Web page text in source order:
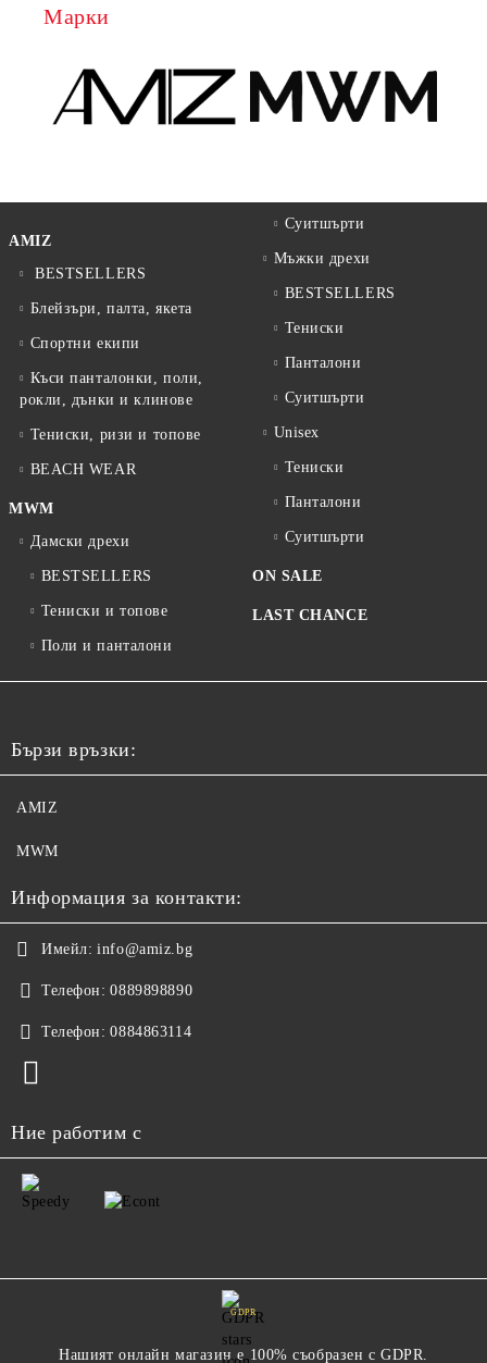
Марки
AMIZ
BESTSELLERS
Блейзъри, палта, якета
Спортни екипи
Къси панталонки, поли,
рокли, дънки и клинове
Тениски, ризи и топове
BEACH WEAR
MWM
Дамски дрехи
BESTSELLERS
Тениски и топове
Поли и панталони
Суитшърти
Мъжки дрехи
BESTSELLERS
Тениски
Панталони
Суитшърти
Unisex
Тениски
Панталони
Суитшърти
ON SALE
LAST CHANCE
Бързи връзки:
AMIZ
MWM
Информация за контакти:
Имейл: info@amiz.bg
Телефон: 0889898890
Телефон: 0884863114
Ние работим с
GDPR
Нашият онлайн магазин е 100% съобразен с GDPR.